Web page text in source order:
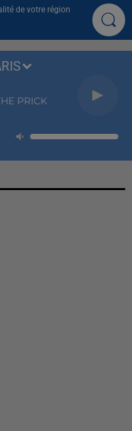
de votre région
PRICK